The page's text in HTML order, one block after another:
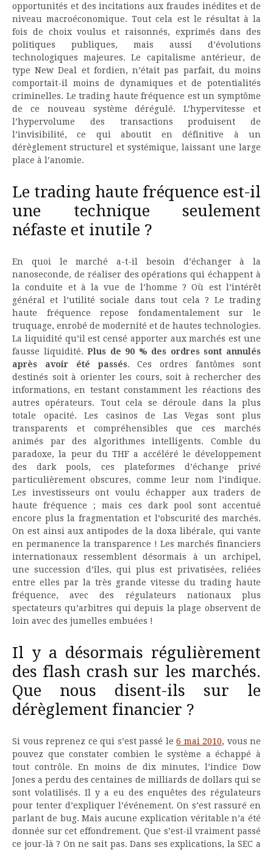
opportunités et des incitations aux fraudes inédites et de
niveau macroéconomique. Tout cela est le résultat à la
fois de choix voulus et raisonnés, exprimés dans des
politiques publiques, mais aussi d’évolutions
technologiques majeures. Le capitalisme antérieur, de
type New Deal et fordien, n’était pas parfait, du moins
comportait-il moins de dynamiques et de potentialités
criminelles. Le trading haute fréquence est un symptôme
de ce nouveau système dérégulé. L’hypervitesse et
l’hypervolume des transactions produisent de
l’invisibilité, ce qui aboutit en définitive à un
dérèglement structurel et systémique, laissant une large
place à l’anomie.
Le trading haute fréquence est-il
une technique seulement
néfaste et inutile ?
En quoi le marché a-t-il besoin d’échanger à la
nanoseconde, de réaliser des opérations qui échappent à
la conduite et à la vue de l’homme ? Où est l’intérêt
général et l’utilité sociale dans tout cela ? Le trading
haute fréquence repose fondamentalement sur le
truquage, enrobé de modernité et de hautes technologies.
La liquidité qu’il est censé apporter aux marchés est une
fausse liquidité.Plus de 90 % des ordres sont annulés
après avoir été passés. Ces ordres fantômes sont
destinés soit à orienter les cours, soit à rechercher des
informations, en testant constamment les réactions des
autres opérateurs. Tout cela se déroule dans la plus
totale opacité. Les casinos de Las Vegas sont plus
transparents et compréhensibles que ces marchés
animés par des algorithmes intelligents. Comble du
paradoxe, la peur du THF a accéléré le développement
des dark pools, ces plateformes d’échange privé
particulièrement obscures, comme leur nom l’indique.
Les investisseurs ont voulu échapper aux traders de
haute fréquence ; mais ces dark pool sont accentué
encore plus la fragmentation et l’obscurité des marchés.
On est ainsi aux antipodes de la doxa libérale, qui vante
en permanence la transparence ! Les marchés financiers
internationaux ressemblent désormais à un archipel,
une succession d’îles, qui plus est privatisées, reliées
entre elles par la très grande vitesse du trading haute
fréquence, avec des régulateurs nationaux plus
spectateurs qu’arbitres qui depuis la plage observent de
loin avec des jumelles embuées !
Il y a désormais régulièrement
des flash crash sur les marchés.
Que nous disent-ils sur le
dérèglement financier ?
Si vous reprenez ce qui s’est passé le 6 mai 2010, vous ne
pouvez que constater combien le système a échappé à
tout contrôle. En moins de dix minutes, l’indice Dow
Jones a perdu des centaines de milliards de dollars qui se
sont volatilisés. Il y a eu des enquêtes des régulateurs
pour tenter d’expliquer l’événement. On s’est rassuré en
parlant de bug. Mais aucune explication véritable n’a été
donnée sur cet effondrement. Que s’est-il vraiment passé
ce jour-là ? On ne sait pas. Dans ses explications, la SEC a